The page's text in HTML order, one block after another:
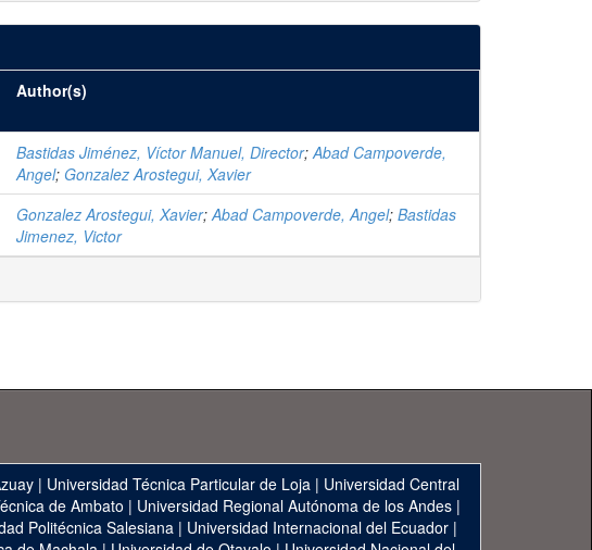
Author(s)
Bastidas Jiménez, Víctor Manuel, Director;Abad Campoverde,
Angel; Gonzalez Arostegui, Xavier
Gonzalez Arostegui, Xavier;Abad Campoverde, Angel; Bastidas
Jimenez, Victor
| Universidad Técnica Particular de Loja | Universidad Central
de Ambato | Universidad Regional Autónoma de los Andes|
Politécnica Salesiana| Universidad Internacional del Ecuador|